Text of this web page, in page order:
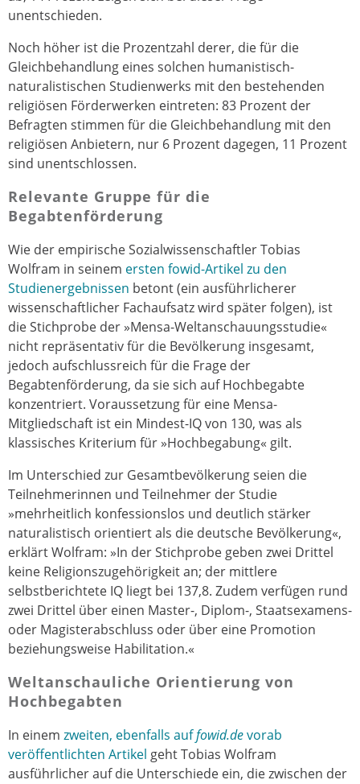
unentschieden.
Noch höher ist die Prozentzahl derer, die für die
Gleichbehandlung eines solchen humanistisch-
naturalistischen Studienwerks mit den bestehenden
religiösen Förderwerken eintreten: 83 Prozent der
Befragten stimmen für die Gleichbehandlung mit den
religiösen Anbietern, nur 6 Prozent dagegen, 11 Prozent
sind unentschlossen.
Relevante Gruppe für die
Begabtenförderung
Wie der empirische Sozialwissenschaftler Tobias
Wolfram in seinem ersten fowid-Artikel zu den
Studienergebnissen betont (ein ausführlicherer
wissenschaftlicher Fachaufsatz wird später folgen), ist
die Stichprobe der »Mensa-Weltanschauungsstudie«
nicht repräsentativ für die Bevölkerung insgesamt,
jedoch aufschlussreich für die Frage der
Begabtenförderung, da sie sich auf Hochbegabte
konzentriert. Voraussetzung für eine Mensa-
Mitgliedschaft ist ein Mindest-IQ von 130, was als
klassisches Kriterium für »Hochbegabung« gilt.
Im Unterschied zur Gesamtbevölkerung seien die
Teilnehmerinnen und Teilnehmer der Studie
»mehrheitlich konfessionslos und deutlich stärker
naturalistisch orientiert als die deutsche Bevölkerung«,
erklärt Wolfram: »In der Stichprobe geben zwei Drittel
keine Religionszugehörigkeit an; der mittlere
selbstberichtete IQ liegt bei 137,8. Zudem verfügen rund
zwei Drittel über einen Master-, Diplom-, Staatsexamens-
oder Magisterabschluss oder über eine Promotion
beziehungsweise Habilitation.«
Weltanschauliche Orientierung von
Hochbegabten
In einem zweiten, ebenfalls auffowid.devorab
veröffentlichten Artikel geht Tobias Wolfram
ausführlicher auf die Unterschiede ein, die zwischen der